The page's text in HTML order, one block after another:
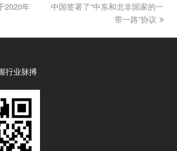
2020年
next
中国签署了“中东和北非国家的一
带一路”协议
行业脉搏